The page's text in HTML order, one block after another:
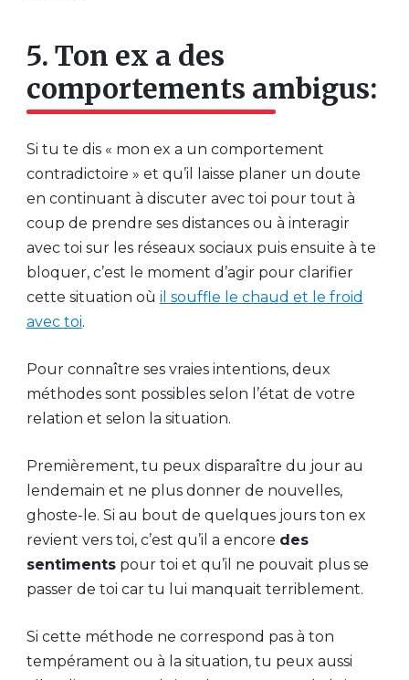
5. Ton ex a des
comportements ambigus:
Si tu te dis « mon ex a un comportement
contradictoire » et qu’il laisse planer un doute
en continuant à discuter avec toi pour tout à
coup de prendre ses distances ou à interagir
avec toi sur les réseaux sociaux puis ensuite à te
bloquer, c’est le moment d’agir pour clarifier
cette situation où il souffle le chaud et le froid
avec toi.
Pour connaître ses vraies intentions, deux
méthodes sont possibles selon l’état de votre
relation et selon la situation.
Premièrement, tu peux disparaître du jour au
lendemain et ne plus donner de nouvelles,
ghoste-le. Si au bout de quelques jours ton ex
revient vers toi, c’est qu’il a encore des
sentimentspour toi et qu’il ne pouvait plus se
passer de toi car tu lui manquait terriblement.
Si cette méthode ne correspond pas à ton
tempérament ou à la situation, tu peux aussi